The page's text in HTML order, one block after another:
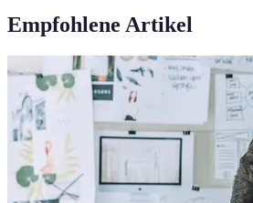
Empfohlene Artikel